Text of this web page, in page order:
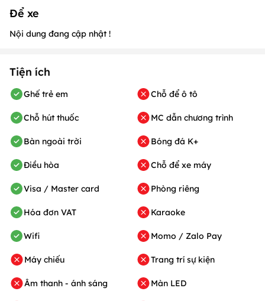
Để xe
Nội dung đang cập nhật !
Tiện ích
Ghế trẻ em
Chỗ hút thuốc
Bàn ngoài trời
Điều hòa
Visa / Master card
Hóa đơn VAT
Wifi
Máy chiếu
Âm thanh - ánh sáng
Chỗ để ô tô
MC dẫn chương trình
Bóng đá K+
Chỗ để xe máy
Phòng riêng
Karaoke
Momo / Zalo Pay
Trang trí sự kiện
Màn LED